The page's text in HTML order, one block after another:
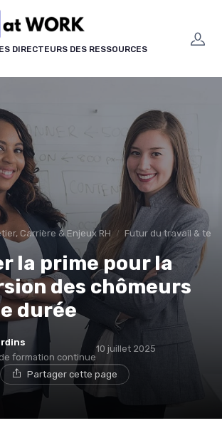
DIRECTEURS DES RESSOURCES
Carrière & Enjeux RH Futur du travail &
la prime pour la
des chômeurs
durée
formation continue
10 juillet 2025
Partager cette page
des cookies